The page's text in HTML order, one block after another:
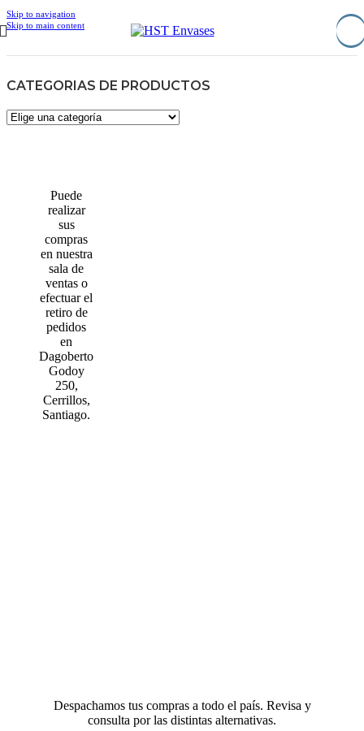
Skip to navigation
Skip to main content
CATEGORIAS DE PRODUCTOS
Puede
realizar
sus
compras
en nuestra
sala de
ventas o
efectuar el
retiro de
pedidos
en
Dagoberto
Godoy
250,
Cerrillos,
Santiago.
Despachamos tus compras a todo el país. Revisa y
consulta por las distintas alternativas.